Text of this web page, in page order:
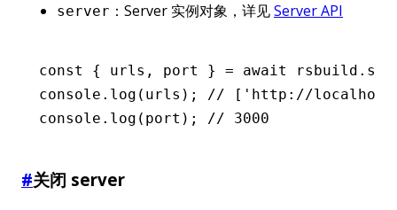
server ：Server 实例对象，详见Server API
const { urls , port } = await rsbuild
console .log (urls); // ['http://
console .log (port); // 3000
#关闭 server